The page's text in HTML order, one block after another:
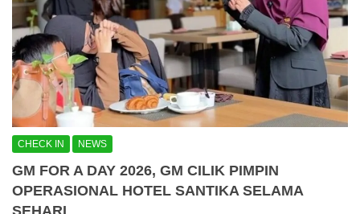
CHECK IN NEWS
GM FOR A DAY 2026, GM CILIK PIMPIN
OPERASIONAL HOTEL SANTIKA SELAMA